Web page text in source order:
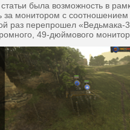
была возможность в
за монитором с
раз перепрошел «Ведьмака-
49-дюймового